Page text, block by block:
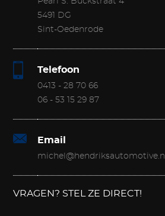
5491 DG
Sint-Oedenrode
Telefoon
0413 - 28 70 66
06 - 53 15 29 87
Email
michel@hendriksautomotive.nl
VRAGEN? STEL ZE DIRECT!